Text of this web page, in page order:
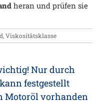
heran und prüfen sie
,Viskositätsklasse
Nur durch
festgestellt
Motoröl vorhanden